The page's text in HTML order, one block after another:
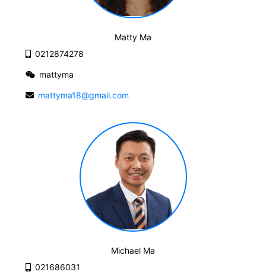
Matty Ma
0212874278
mattyma
mattyma18@gmail.com
Michael Ma
021686031